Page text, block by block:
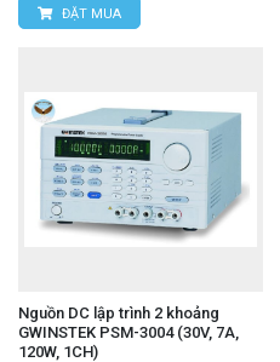
ĐẶT MUA
Nguồn DC lập trình 2 khoảng
GWINSTEK PSM-3004 (30V, 7A,
120W, 1CH)